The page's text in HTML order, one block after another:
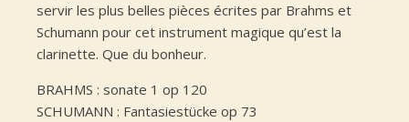
servir les plus belles pièces écrites par Brahms et
Schumann pour cet instrument magique qu’est la
clarinette. Que du bonheur.
BRAHMS : sonate 1 op 120
SCHUMANN : Fantasiestücke op 73